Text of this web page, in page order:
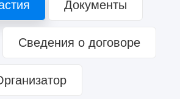
Документы
Сведения о договоре